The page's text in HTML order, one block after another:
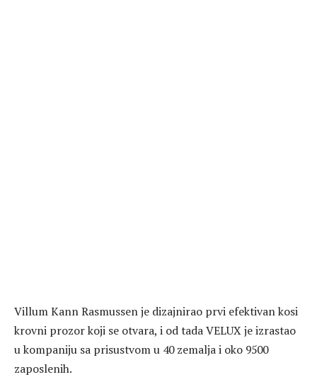
Villum Kann Rasmussen je dizajnirao prvi efektivan kosi
krovni prozor koji se otvara, i od tada VELUX je izrastao
u kompaniju sa prisustvom u 40 zemalja i oko 9500
zaposlenih.